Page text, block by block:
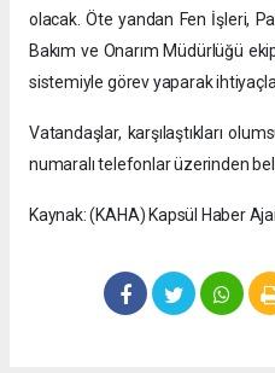
olacak. Öte yandan Fen İşleri,
Bakım ve Onarım Müdürlüğü
sistemiyle görev yaparak
Vatandaşlar, karşılaştıkları
numaralı telefonlar üzerinden
Kaynak: (KAHA) Kapsül Haber